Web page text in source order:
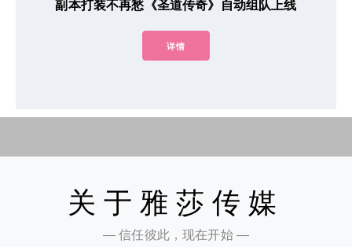
副本打装不再愁《圣道传奇》自动组队上线
详情
关于雅莎传媒
— 信任彼此，现在开始 —